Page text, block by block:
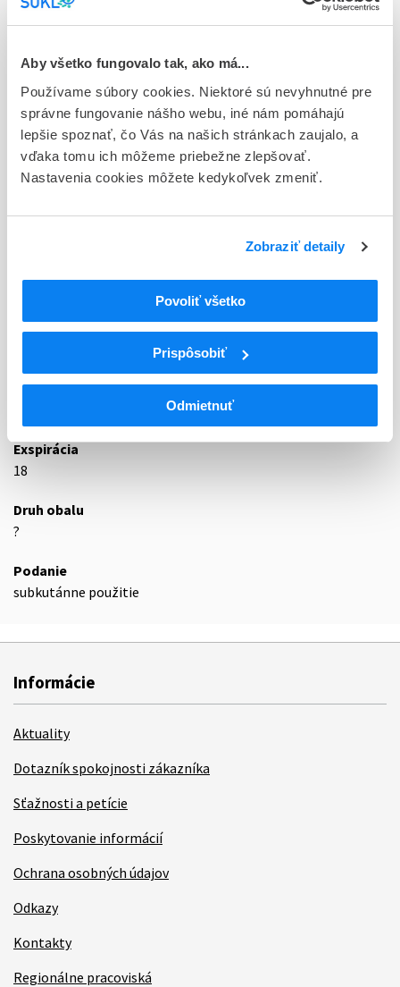
Aby všetko fungovalo tak, ako má...
Používame súbory cookies. Niektoré sú nevyhnutné pre
správne fungovanie nášho webu, iné nám pomáhajú
lepšie spoznať, čo Vás na našich stránkach zaujalo, a
vďaka tomu ich môžeme priebežne zlepšovať.
Nastavenia cookies môžete kedykoľvek zmeniť.
Zobraziť detaily
Povoliť všetko
Prispôsobiť
Odmietnuť
Stav
Držiteľ, krajina
Novartis Europharm Limited, Írsko
Respiračný systém
Antiastmatiká
R03D
Iné antiastmatiká na systémové použitie
Iné antiastmatiká na systémové použitie
Exspirácia
18
Druh obalu
?
Podanie
subkutánne použitie
Informácie
Aktuality
Dotazník spokojnosti zákazníka
Sťažnosti a petície
Poskytovanie informácií
Ochrana osobných údajov
Odkazy
Kontakty
Regionálne pracoviská